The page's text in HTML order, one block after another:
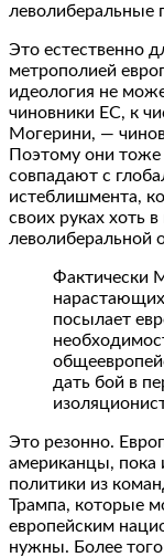
леволиберальные
Это естественно
метрополией
идеология не
чиновники ЕС, к
Могерини, —
Поэтому они тоже
совпадают с
истеблишмента,
своих руках хоть
леволиберальной
Фактически
посылает
дать бой в
Это резонно.
американцы, пока
политики из
Трампа, которые
европейским
нужны. Более